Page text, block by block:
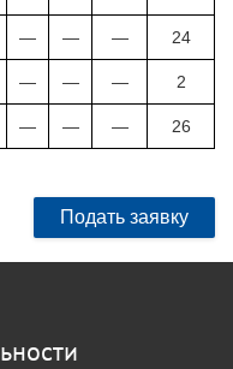
— — — 24
— — — 2
— — — 26
Подать заявку